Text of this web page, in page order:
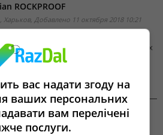
ROCKPROOF
Харьков, Добавлено 11 октября 2018 10:21
М/Т 2017 года с равномерный
по кругу и пробегом 1300км, без каких
вас надати згоду на
ваших персональних
вам перелічені
послуги.